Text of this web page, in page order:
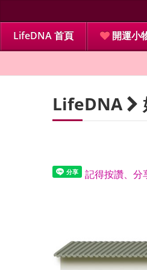
LifeDNA 首頁 開運小
LifeDNA
記得按讚、分